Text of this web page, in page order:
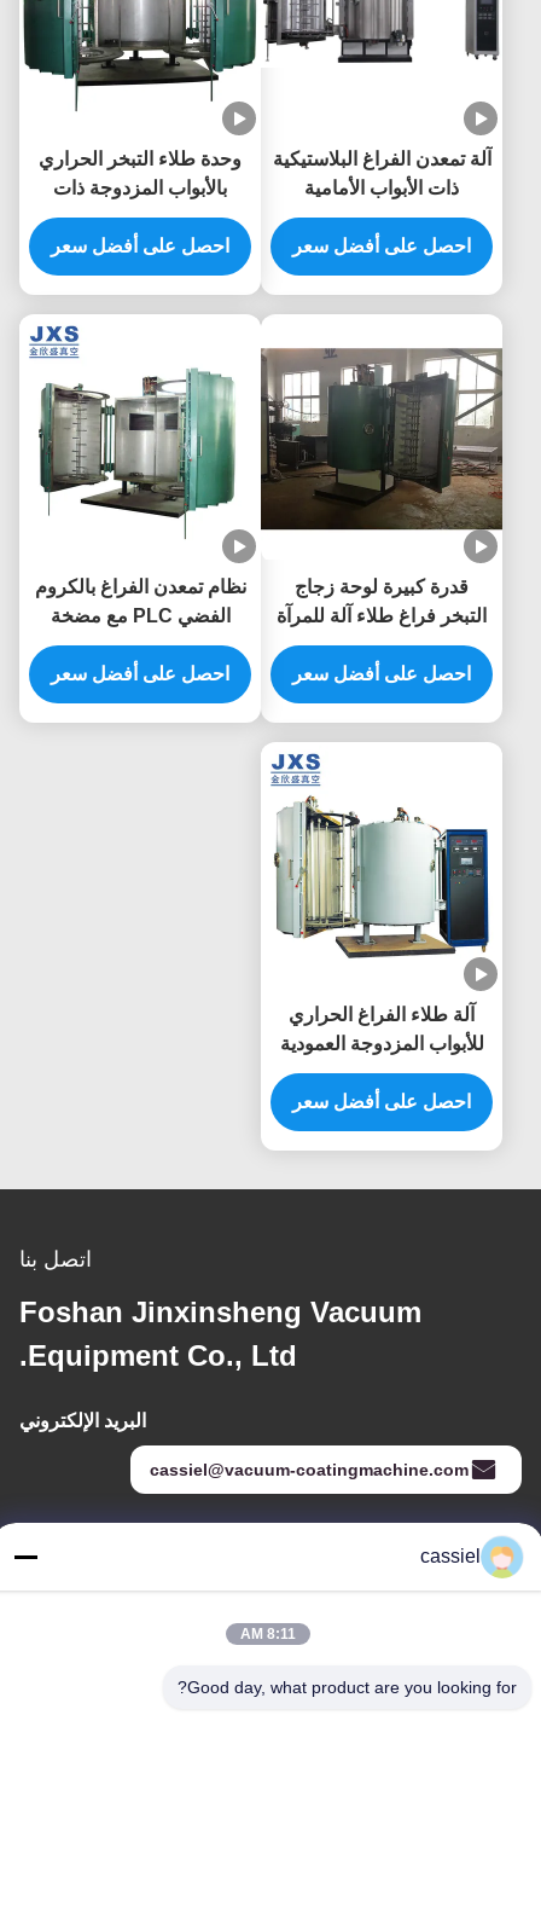
آلة تمعدن الفراغ البلاستيكية
ذات الأبواب الأمامية
المزدوجة
احصل على أفضل سعر
وحدة طلاء التبخر الحراري
بالأبواب المزدوجة ذات
الكفاءة العالية في Foshan
JXS
احصل على أفضل سعر
قدرة كبيرة لوحة زجاج
التبخر فراغ طلاء آلة للمرآة
احصل على أفضل سعر
نظام تمعدن الفراغ بالكروم
الفضي PLC مع مضخة
صمام الشريحة
احصل على أفضل سعر
آلة طلاء الفراغ الحراري
للأبواب المزدوجة العمودية
احصل على أفضل سعر
اتصل بنا
Foshan Jinxinsheng Vacuum
Equipment Co., Ltd.
البريد الإلكتروني
cassiel@vacuum-coatingmachine.com
عنواننا
رقم 14 الشارع الأول ، حديقة دافنغتيان الصناعية ، منطقة نانهاي ، مدينة
cassiel
8:11 AM
Good day, what product are you looking for?